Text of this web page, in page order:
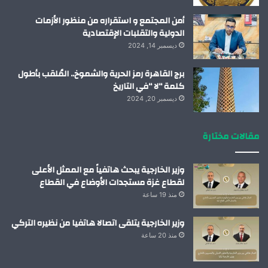
أمن المجتمع و استقراره من منظور الأزمات
الدولية والتقلبات الإقتصادية
ديسمبر 14, 2024
برج القاهرة رمز الحرية والشموخ.. المُلقب بأطول
كلمة “لا “في التاريخ
ديسمبر 20, 2024
مقالات مختارة
وزير الخارجية يبحث هاتفياً مع الممثل الأعلى
لقطاع غزة مستجدات الأوضاع في القطاع
منذ 19 ساعة
وزير الخارجية يتلقى اتصالا هاتفيا من نظيره التركي
منذ 20 ساعة